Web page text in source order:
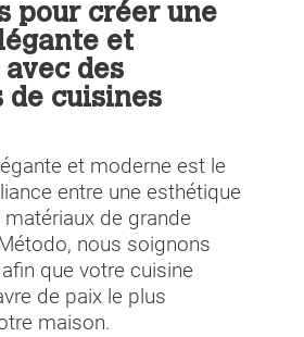
pour créer une
et
avec des
de cuisines
et moderne est le
entre une esthétique
de grande
nous soignons
que votre cuisine
de paix le plus
maison.